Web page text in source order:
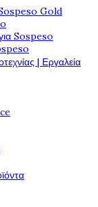
Gold
Sospeso
| Εργαλεία